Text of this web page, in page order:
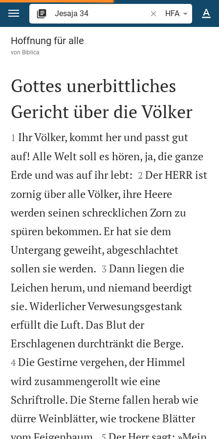
Zum Inhalt springen
Bibelstelle oder
HFA
Jesaja 34
Hoffnung für alle
von Biblica

Gottes unerbittliches
Gericht über die Völker

1 Ihr Völker, kommt her und passt gut
auf! Alle Welt soll es hören, ja, die ganze
Erde und was auf ihr lebt: 

2 Der HERR ist
zornig über alle Völker, ihre Heere
werden seinen schrecklichen Zorn zu
spüren bekommen. Er hat sie dem
Untergang geweiht, abgeschlachtet
sollen sie werden. 

3 Dann liegen die
Leichen herum, und niemand beerdigt
sie. Widerlicher Verwesungsgestank
erfüllt die Luft. Das Blut der
Erschlagenen durchtränkt die Berge.
4 Die Gestirne vergehen, der Himmel
wird zusammengerollt wie eine
Schriftrolle. Die Sterne fallen herab wie
dürre Weinblätter, wie trockene Blätter